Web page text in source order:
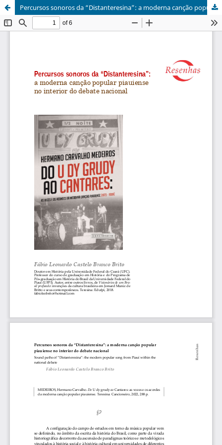
Percursos sonoros da “Distanteresina”: a moderna canção popular piauiense no interior do debate nacional